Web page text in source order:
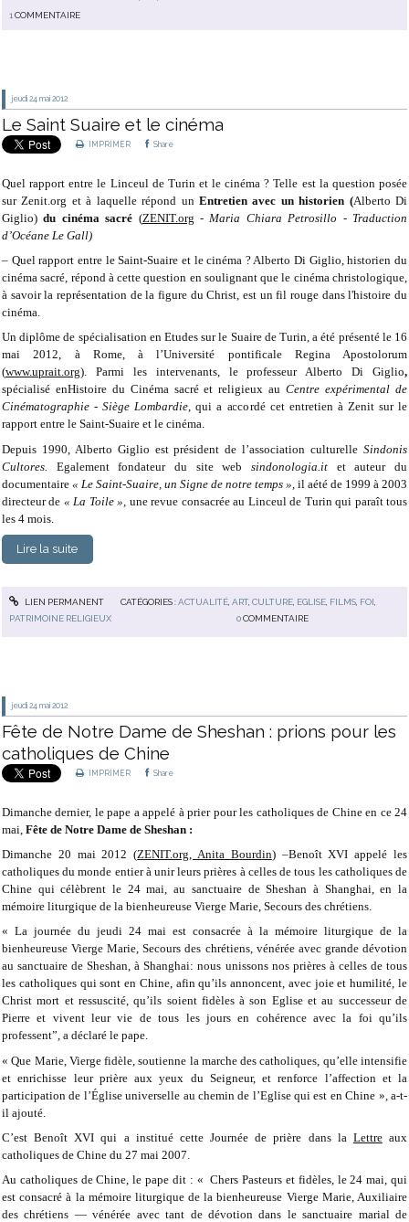
1 COMMENTAIRE
jeudi 24 mai 2012
Le Saint Suaire et le cinéma
IMPRIMER Share
Quel rapport entre le Linceul de Turin et le cinéma ? Telle est la question posée
sur Zenit.org et à laquelle répond un Entretien avec un historien (Alberto Di
Giglio) du cinéma sacré (ZENIT.org -Maria Chiara Petrosillo - Traduction
d’Océane Le Gall)
– Quel rapport entre le Saint-Suaire et le cinéma ? Alberto Di Giglio, historien du
cinéma sacré, répond à cette question en soulignant que le cinéma christologique,
à savoir la représentation de la figure du Christ, est un fil rouge dans l'histoire du
cinéma.
Un diplôme de spécialisation en Etudes sur le Suaire de Turin, a été présenté le 16
mai 2012, à Rome, à l’Université pontificale Regina Apostolorum
(www.uprait.org). Parmi les intervenants, le professeur Alberto Di Giglio,
spécialisé enHistoire du Cinéma sacré et religieux auCentre expérimental de
Cinématographie - Siège Lombardie, qui a accordé cet entretien à Zenit sur le
rapport entre le Saint-Suaire et le cinéma.
Depuis 1990, Alberto Giglio est président de l’association culturelle Sindonis
Cultores. Egalement fondateur du site websindonologia.it et auteur du
documentaire « Le Saint-Suaire, un Signe de notre temps », il aété de 1999 à 2003
directeur de « La Toile », une revue consacrée au Linceul de Turin qui paraît tous
les 4 mois.
Lire la suite
LIEN PERMANENT CATÉGORIES :ACTUALITÉ, ART, CULTURE, EGLISE, FILMS, FOI
PATRIMOINE RELIGIEUX
0 COMMENTAIRE
jeudi 24 mai 2012
Fête de Notre Dame de Sheshan : prions pour les
catholiques de Chine
IMPRIMER Share
Dimanche dernier, le pape a appelé à prier pour les catholiques de Chine en ce 24
mai, Fête de Notre Dame de Sheshan :
Dimanche 20 mai 2012 (ZENIT.org, Anita Bourdin) –Benoît XVI appelé les
catholiques du monde entier à unir leurs prières à celles de tous les catholiques de
Chine qui célèbrent le 24 mai, au sanctuaire de Sheshan à Shanghai, en la
mémoire liturgique de la bienheureuse Vierge Marie, Secours des chrétiens.
« La journée du jeudi 24 mai est consacrée à la mémoire liturgique de la
bienheureuse Vierge Marie, Secours des chrétiens, vénérée avec grande dévotion
au sanctuaire de Sheshan, à Shanghai: nous unissons nos prières à celles de tous
les catholiques qui sont en Chine, afin qu’ils annoncent, avec joie et humilité, le
Christ mort et ressuscité, qu’ils soient fidèles à son Eglise et au successeur de
Pierre et vivent leur vie de tous les jours en cohérence avec la foi qu’ils
professent”, a déclaré le pape.
« Que Marie, Vierge fidèle, soutienne la marche des catholiques, qu’elle intensifie
et enrichisse leur prière aux yeux du Seigneur, et renforce l’affection et la
participation de l’Église universelle au chemin de l’Eglise qui est en Chine », a-t-
il ajouté.
C’est Benoît XVI qui a institué cette Journée de prière dans la Lettreaux
catholiques de Chine du 27 mai 2007.
Au catholiques de Chine, le pape dit : « Chers Pasteurs et fidèles, le 24 mai, qui
est consacré à la mémoire liturgique de la bienheureuse Vierge Marie, Auxiliaire
des chrétiens — vénérée avec tant de dévotion dans le sanctuaire marial de